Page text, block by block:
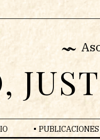
PUBLICACIONES